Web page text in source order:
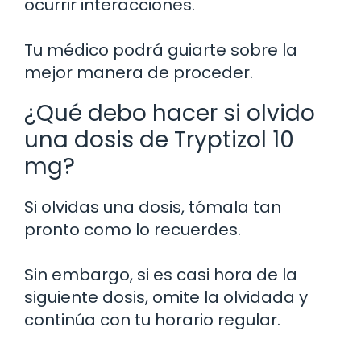
ocurrir interacciones.
Tu médico podrá guiarte sobre la
mejor manera de proceder.
¿Qué debo hacer si olvido
una dosis de Tryptizol 10
mg?
Si olvidas una dosis, tómala tan
pronto como lo recuerdes.
Sin embargo, si es casi hora de la
siguiente dosis, omite la olvidada y
continúa con tu horario regular.